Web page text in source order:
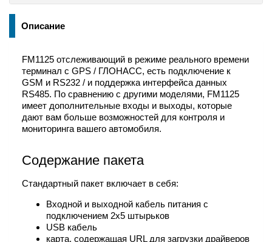
Описание
FM1125 отслеживающий в режиме реального времени
терминал с GPS / ГЛОНАСС, есть подключение к
GSM и RS232 / и поддержка интерфейса данных
RS485. По сравнению с другими моделями, FM1125
имеет дополнительные входы и выходы, которые
дают вам больше возможностей для контроля и
мониторинга вашего автомобиля.
Содержание пакета
Стандартный пакет включает в себя:
Входной и выходной кабель питания с
подключением 2x5 штырьков
USB кабель
карта, содержащая URL для загрузки драйверов